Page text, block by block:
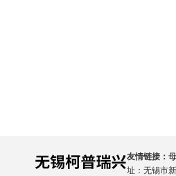
友情链接：
址：无锡市